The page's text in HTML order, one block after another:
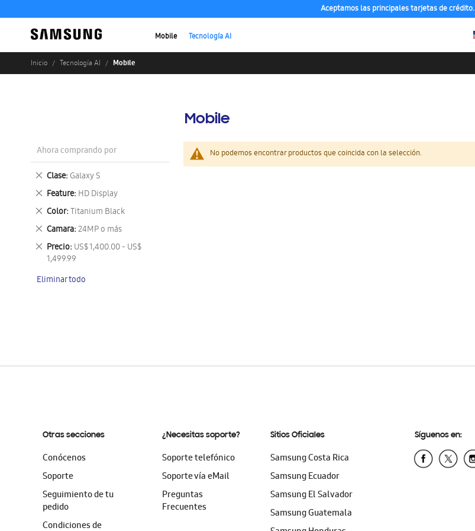
Aceptamos las principales tarjetas de crédito.
Mobile Tecnología AI
Inicio Tecnología AI Mobile
Mobile
No podemos encontrar productos que coincida con la selección.
Ahora comprando por
Clase Galaxy S
Eliminar
este
artículo
Feature HD Display
Eliminar
este
artículo
Color Titanium Black
Eliminar
este
artículo
Camara 24MP o más
Eliminar
este
artículo
Precio US$ 1,400.00 - US$
1,499.99
Eliminar
este
Eliminar todo
Otras secciones
Conócenos
Soporte
Seguimiento de tu
pedido
Condiciones de
¿Necesitas soporte?
Soporte telefónico
Soporte vía eMail
Preguntas
Frecuentes
Sitios Oficiales
Samsung Costa Rica
Samsung Ecuador
Samsung El Salvador
Samsung Guatemala
Síguenos en: